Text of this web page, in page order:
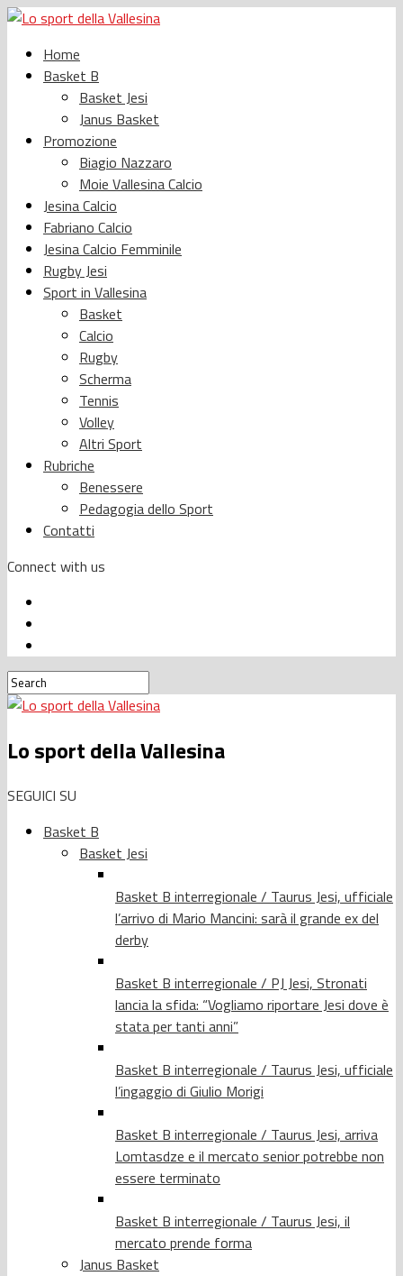
Home
Basket B
Basket Jesi
Janus Basket
Promozione
Biagio Nazzaro
Moie Vallesina Calcio
Jesina Calcio
Fabriano Calcio
Jesina Calcio Femminile
Rugby Jesi
Sport in Vallesina
Basket
Calcio
Rugby
Scherma
Tennis
Volley
Altri Sport
Rubriche
Benessere
Pedagogia dello Sport
Contatti
Connect with us
Lo sport della Vallesina
SEGUICI SU
Basket B
Basket Jesi
Basket B interregionale / Taurus Jesi, ufficiale
l’arrivo di Mario Mancini: sarà il grande ex del
derby
Basket B interregionale / PJ Jesi, Stronati
lancia la sfida: “Vogliamo riportare Jesi dove è
stata per tanti anni”
Basket B interregionale / Taurus Jesi, ufficiale
l’ingaggio di Giulio Morigi
Basket B interregionale / Taurus Jesi, arriva
Lomtasdze e il mercato senior potrebbe non
essere terminato
Basket B interregionale / Taurus Jesi, il
mercato prende forma
Janus Basket